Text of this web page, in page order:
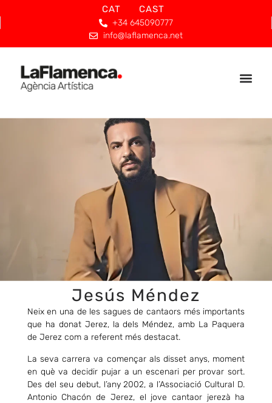
CAT CAST
+34 645090777
info@laflamenca.net
Jesús Méndez
Neix en una de les sagues de cantaors més importants
que ha donat Jerez, la dels Méndez, amb La Paquera
de Jerez com a referent més destacat.
La seva carrera va començar als disset anys, moment
en què va decidir pujar a un escenari per provar sort.
Des del seu debut, l’any 2002, a l’Associació Cultural D.
Antonio Chacón de Jerez, el jove cantaor jerezà ha